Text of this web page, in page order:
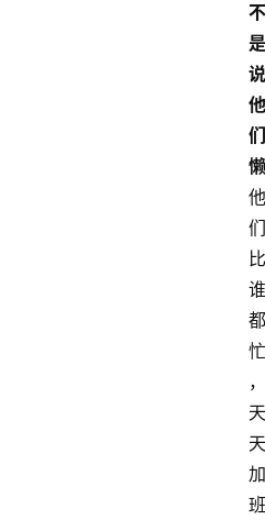
不
是
说
他
们
懒
他
们
比
谁
都
忙
，
天
天
加
班